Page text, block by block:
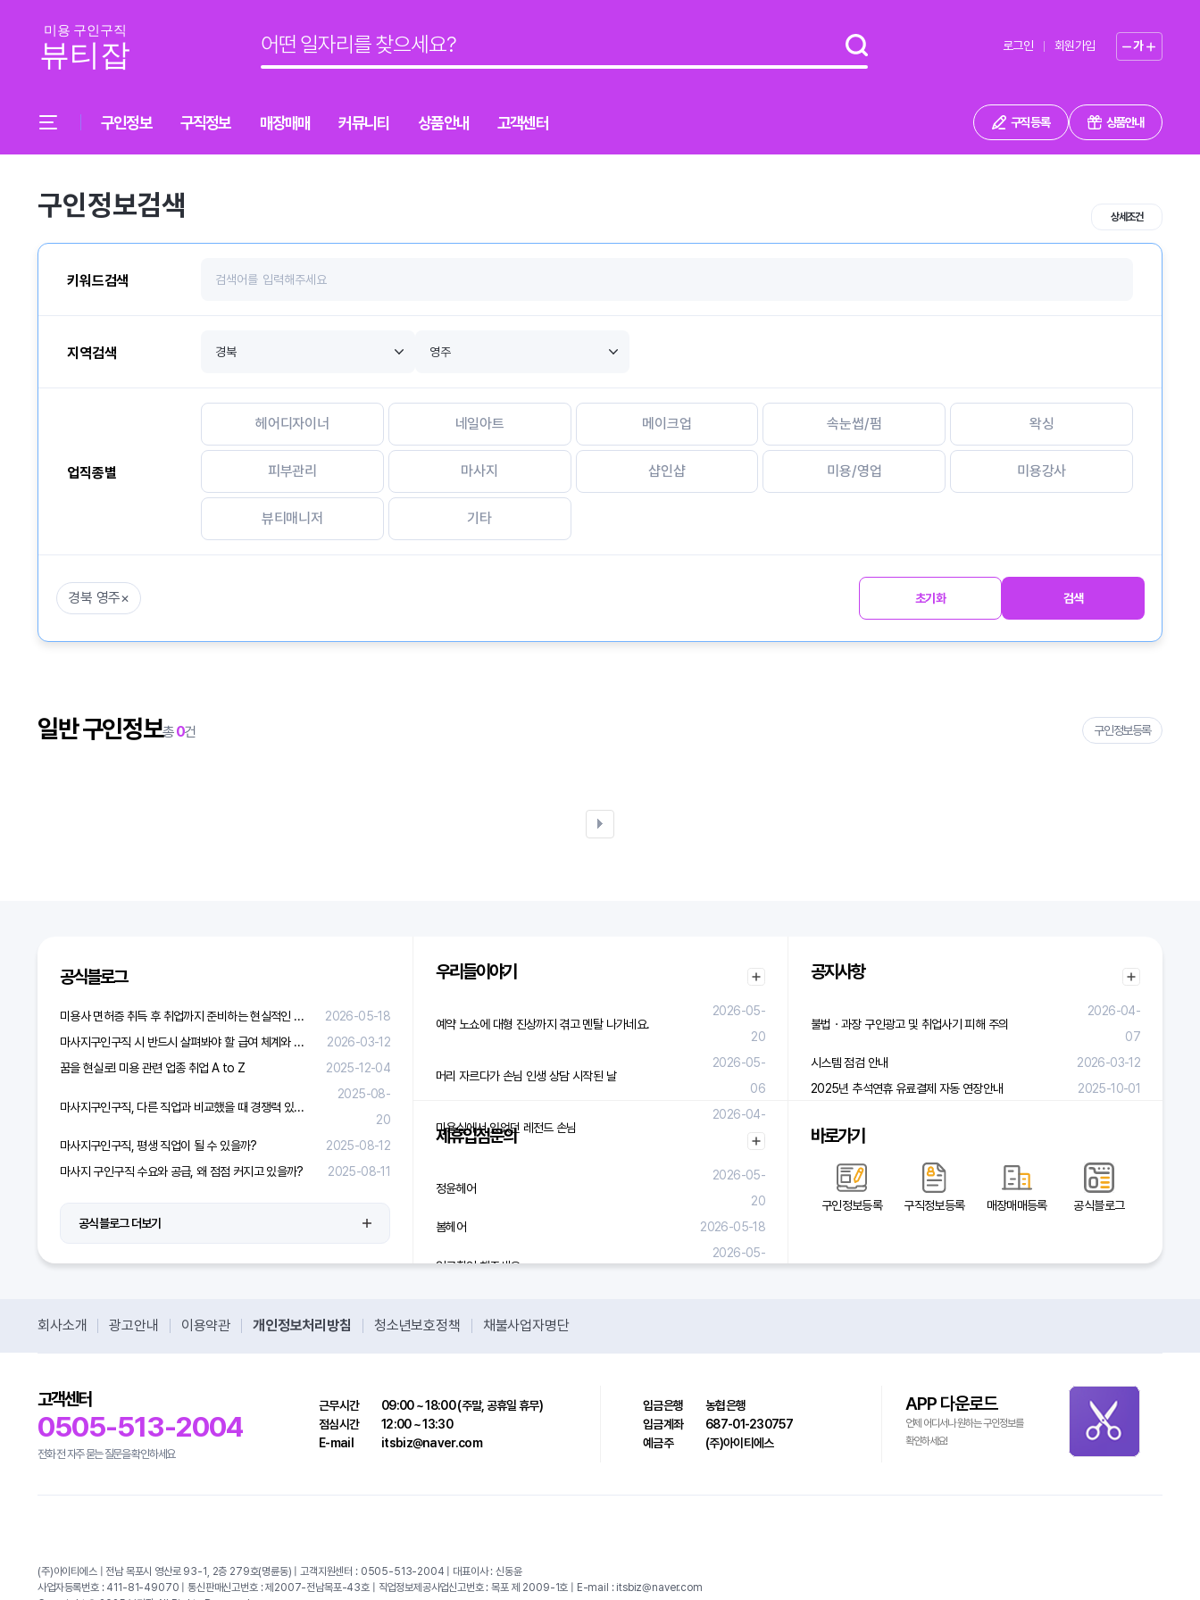
로그인 회원가입 가
구인정보 구직정보 매장매매 커뮤니티 상품안내 고객센터 구직 등록 상품안내
구인정보검색 상세조건
키워드검색
지역검색
업직종별
헤어디자이너 네일아트 메이크업 속눈썹/펌 왁싱
피부관리 마사지 샵인샵 미용/영업 미용강사
뷰티매니저 기타
초기화 검색
경북 영주×
일반 구인정보총0건 구인정보등록
공식블로그
미용사 면허증 취득 후 취업까지 준비하는 현실적인 방법
2026-05-18
마사지구인구직 시 반드시 살펴봐야 할 급여 체계와 합리적 보상 가이드
2026-03-12
꿈을 현실로! 미용 관련 업종 취업 A to Z
2025-12-04
마사지구인구직, 다른 직업과 비교했을 때 경쟁력 있을까?
2025-08-
20
마사지구인구직, 평생 직업이 될 수 있을까?
2025-08-12
마사지 구인구직 수요와 공급, 왜 점점 커지고 있을까?
2025-08-11
공식블로그 더보기
우리들이야기
예약 노쇼에 대형 진상까지 겪고 멘탈 나가네요.
2026-05-
20
머리 자르다가 손님 인생 상담 시작된 날
2026-05-
06
미용실에서 있었던 레전드 손님
2026-04-
29
제휴입점문의
정윤헤어
2026-05-
20
봄헤어
2026-05-18
입금확인 해주세요.
2026-05-
공지사항
불법ㆍ과장 구인광고 및 취업사기 피해 주의
2026-04-
07
시스템 점검 안내
2026-03-12
2025년 추석연휴 유료결제 자동 연장안내
2025-10-01
바로가기
구인정보등록 구직정보등록 매장매매등록 공식블로그
회사소개 광고안내 이용약관 개인정보처리방침 청소년보호정책 채불사업자명단
고객센터
0505-513-2004
전화 전 자주 묻는 질문을 확인하세요
근무시간
09:00 ~ 18:00 (주말, 공휴일 휴무)
점심시간
12:00 ~ 13:30
E-mail
itsbiz@naver.com
입금은행
농협은행
입금계좌
687-01-230757
예금주
(주)아이티에스
APP 다운로드
언제 어디서나 원하는 구인정보를
확인하세요!
(주)아이티에스 | 전남 목포시 영산로 93-1, 2층 279호(명륜동) | 고객지원센터 : 0505-513-2004 | 대표이사 : 신동윤
사업자등록번호 : 411-81-49070 | 통신판매신고번호 : 제2007-전남목포-43호 | 직업정보제공사업신고번호 : 목포 제 2009-1호 | E-mail : itsbiz@naver.com